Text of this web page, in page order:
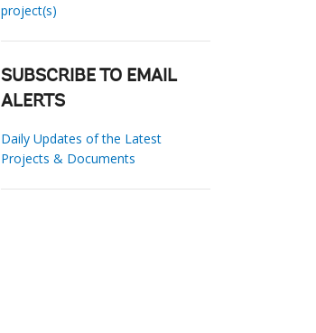
project(s)
SUBSCRIBE TO EMAIL
ALERTS
Daily Updates of the Latest
Projects & Documents